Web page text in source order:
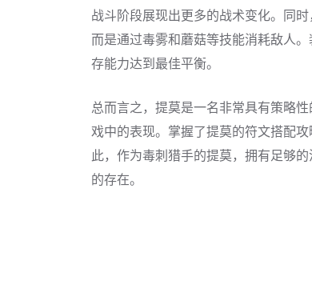
战斗阶段展现出更多的战术变化。同
而是通过毒雾和蘑菇等技能消耗敌人
存能力达到最佳平衡。
总而言之，提莫是一名非常具有策略
戏中的表现。掌握了提莫的符文搭配
此，作为毒刺猎手的提莫，拥有足够
的存在。